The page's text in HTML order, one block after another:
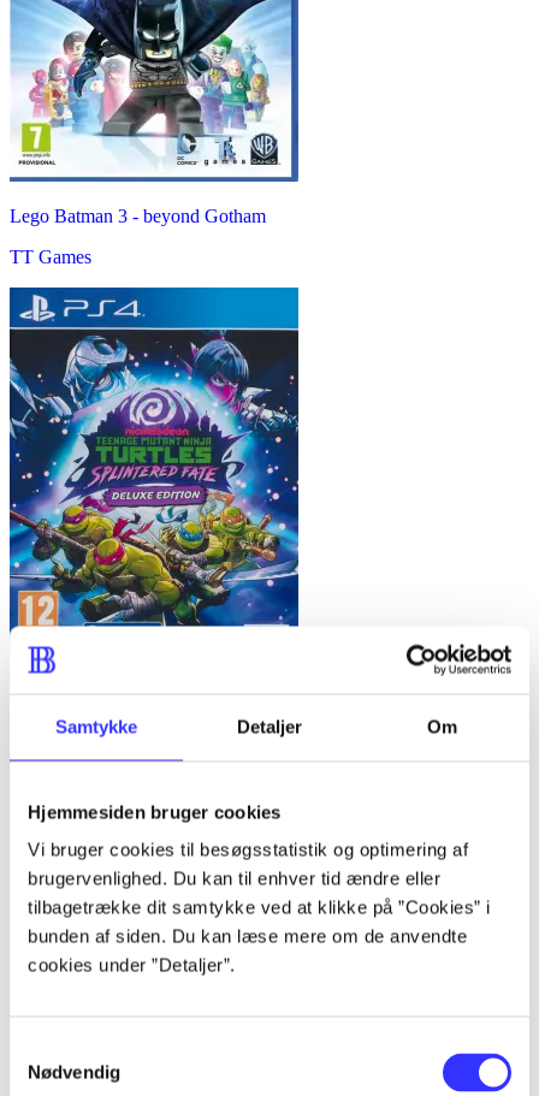
Samtykke Detaljer Om
Hjemmesiden bruger cookies
Vi bruger cookies til besøgsstatistik og optimering af
brugervenlighed. Du kan til enhver tid ændre eller
tilbagetrække dit samtykke ved at klikke på ”Cookies” i
bunden af siden. Du kan læse mere om de anvendte
cookies under ”Detaljer”.
Nødvendig
Lego Batman 3 - beyond Gotham
TT Games
Super Evil Megacorp